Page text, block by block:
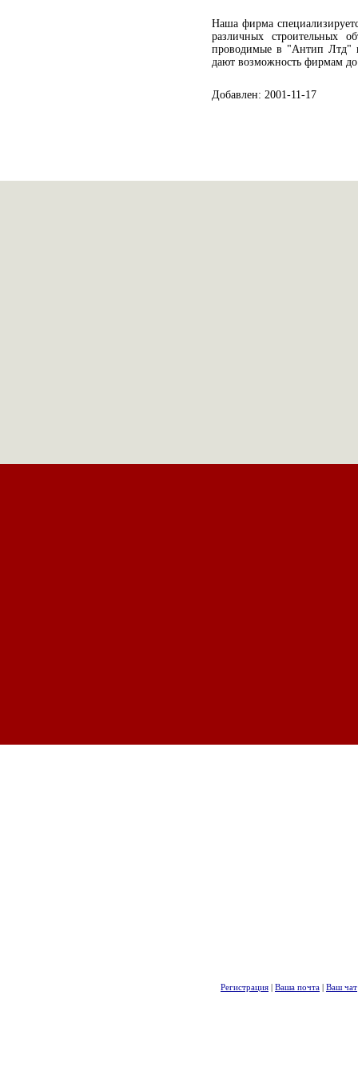
Наша фирма
различных строительных
проводимые в "Антип Лтд"
дают возможность фирмам до
Добавлен: 2001-11-17
Регистрация | Ваша почта | Ваш чат